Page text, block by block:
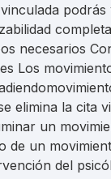
necesarios
Los
elimina la cita
un
un
del